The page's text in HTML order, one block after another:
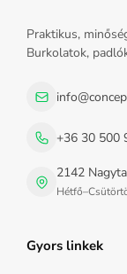
Praktikus,
Burkolatok,
+36 30 500
2142
Gyors linkek